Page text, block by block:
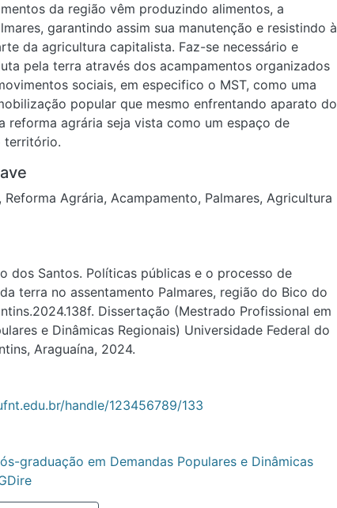
da região vêm produzindo alimentos, a
garantindo assim sua manutenção e resistindo à
da agricultura capitalista. Faz-se necessário e
pela terra através dos acampamentos organizados
sociais, em especifico o MST, como uma
popular que mesmo enfrentando aparato do
reforma agrária seja vista como um espaço de
território.
, Reforma Agrária, Acampamento, Palmares, Agricultura
dos Santos. Políticas públicas e o processo de
terra no assentamento Palmares, região do Bico do
Dissertação (Mestrado Profissional em
e Dinâmicas Regionais) Universidade Federal do
Araguaína, 2024.
handle/123456789/133
graduação em Demandas Populares e Dinâmicas